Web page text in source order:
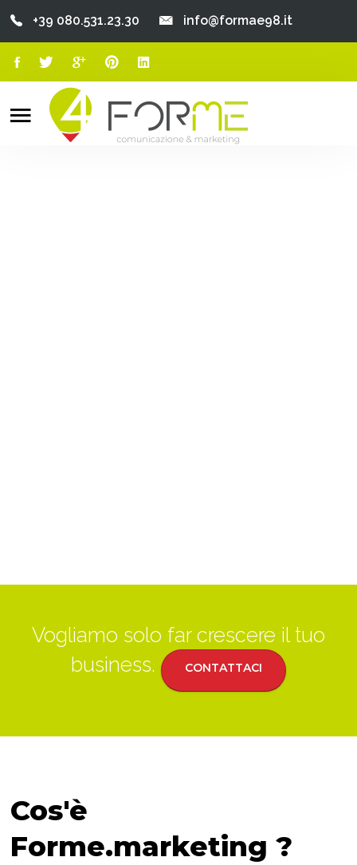
Chi Siamo
+39 080.531.23.30 info@formae98.it
Search
Vogliamo solo far crescere il tuo
business.
CONTATTACI
Cos'è
Forme.marketing ?